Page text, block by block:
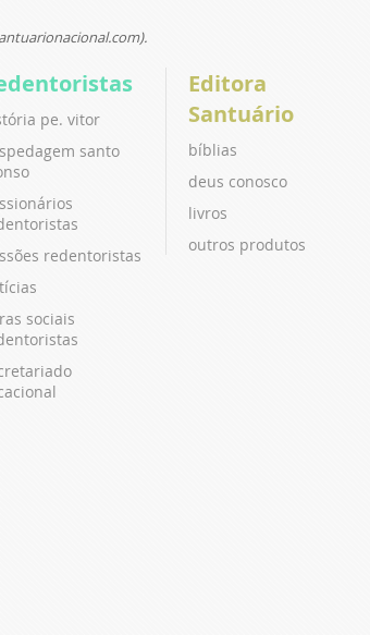
pe. vitor
santo
redentoristas
sociais
Editora
Santuário
bíblias
deus conosco
livros
outros produtos